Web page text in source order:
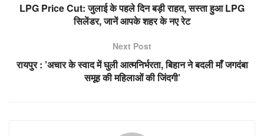
LPG Price Cut: जुलाई के पहले दिन बड़ी राहत, सस्ता हुआ LPG
सिलेंडर, जानें आपके शहर के नए रेट
Next Post
रायपुर : ’अचार के स्वाद में घुली आत्मनिर्भरता, बिहान ने बदली माँ जगदंबा
समूह की महिलाओं की जिंदगी’